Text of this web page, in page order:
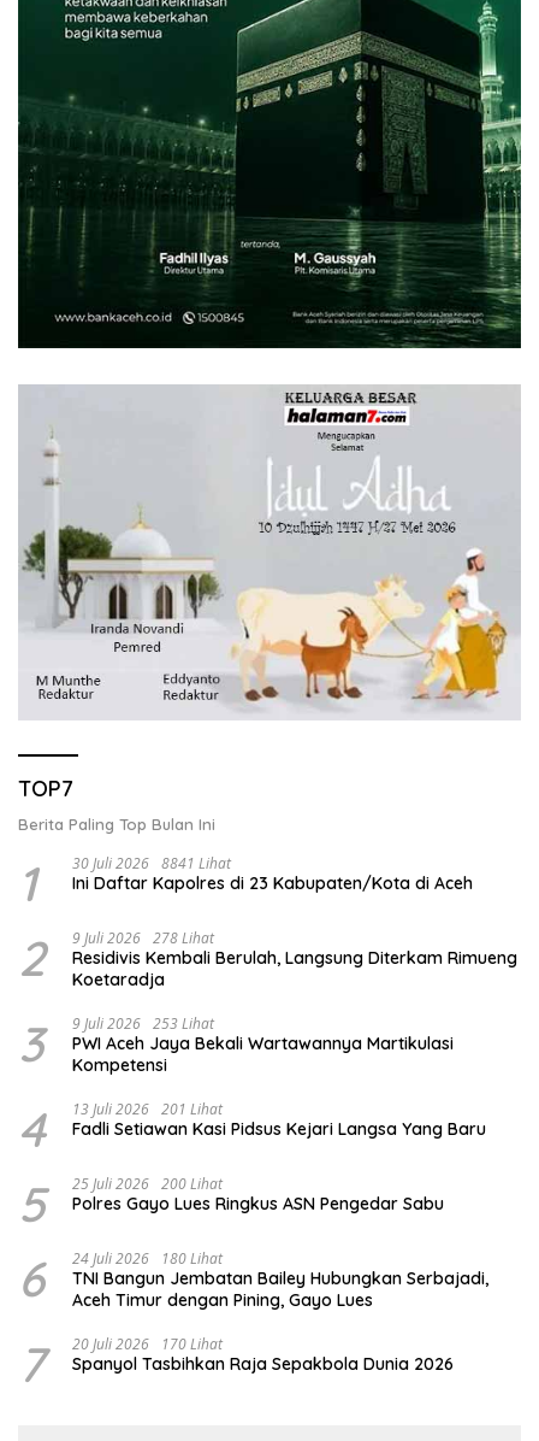
TOP7
Berita Paling Top Bulan Ini
1 30 Juli 2026 8841 Lihat
Ini Daftar Kapolres di 23 Kabupaten/Kota di Aceh
2 9 Juli 2026 278 Lihat
Residivis Kembali Berulah, Langsung Diterkam Rimueng
Koetaradja
3 9 Juli 2026 253 Lihat
PWI Aceh Jaya Bekali Wartawannya Martikulasi
Kompetensi
4 13 Juli 2026 201 Lihat
Fadli Setiawan Kasi Pidsus Kejari Langsa Yang Baru
5 25 Juli 2026 200 Lihat
Polres Gayo Lues Ringkus ASN Pengedar Sabu
6 24 Juli 2026 180 Lihat
TNI Bangun Jembatan Bailey Hubungkan Serbajadi,
Aceh Timur dengan Pining, Gayo Lues
7 20 Juli 2026 170 Lihat
Spanyol Tasbihkan Raja Sepakbola Dunia 2026